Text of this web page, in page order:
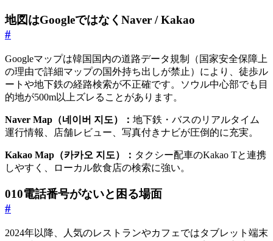
地図はGoogleではなくNaver / Kakao
#
Googleマップは韓国国内の道路データ規制（国家安全保障上
の理由で詳細マップの国外持ち出しが禁止）により、徒歩ル
ートや地下鉄の経路検索が不正確です。ソウル中心部でも目
的地が500m以上ズレることがあります。
Naver Map（네이버 지도）： 地下鉄・バスのリアルタイム
運行情報、店舗レビュー、写真付きナビが圧倒的に充実。
Kakao Map（카카오 지도）： タクシー配車のKakao Tと連携
しやすく、ローカル飲食店の検索に強い。
010電話番号がないと困る場面
#
2024年以降、人気のレストランやカフェではタブレット端末